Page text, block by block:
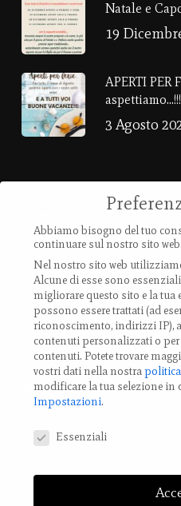
Natale e
19
APERTI PER
3 Agosto
Via Provanone 4907
40017 Palata Pepoli,
Emilia-Romagna, Italy
TEL.: +39 0519 85 919
Modifica impostazione
Abbiamo bisogno del tuo
continuare sul nostro sito web.
Nel nostro sito web
Alcune di esse sono
migliorare questo sito e la tua
possono essere trattati (ad
riconoscimento, indirizzi IP),
contenuti personalizzati o
contenuti. Potete trovare
vostri dati nella nostra
modificare la tua selezione
Impostazioni.
Essenziali